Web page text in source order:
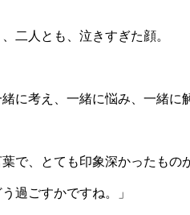
二人とも、泣きすぎた顔。
に考え、一緒に悩み、一緒
で、とても印象深かったもの
過ごすかですね。」